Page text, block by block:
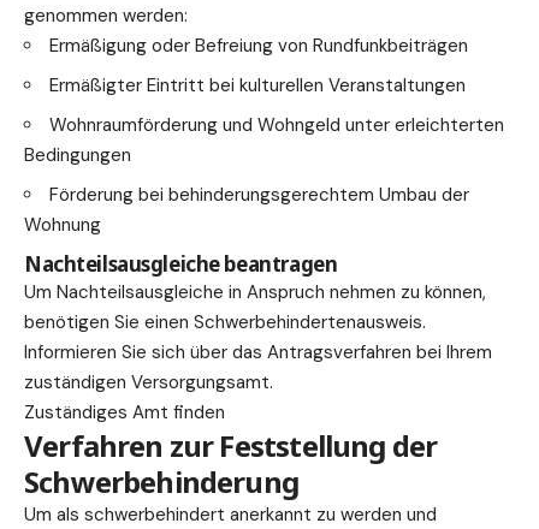
genommen werden:
Ermäßigung oder Befreiung von Rundfunkbeiträgen
Ermäßigter Eintritt bei kulturellen Veranstaltungen
Wohnraumförderung und Wohngeld unter erleichterten
Bedingungen
Förderung bei behinderungsgerechtem Umbau der
Wohnung
Nachteilsausgleiche beantragen
Um Nachteilsausgleiche in Anspruch nehmen zu können,
benötigen Sie einen Schwerbehindertenausweis.
Informieren Sie sich über das Antragsverfahren bei Ihrem
zuständigen Versorgungsamt.
Zuständiges Amt finden
Verfahren zur Feststellung der
Schwerbehinderung
Um als schwerbehindert anerkannt zu werden und